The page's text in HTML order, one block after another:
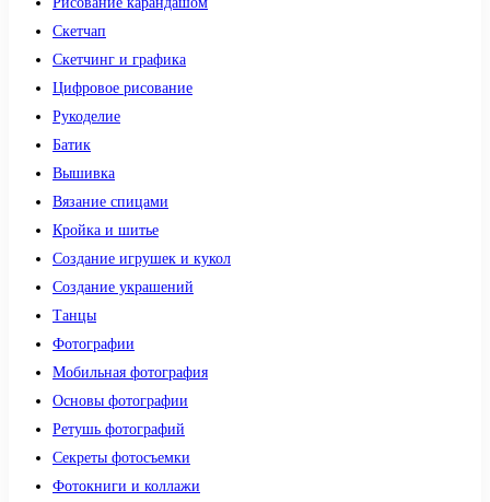
Скетчап
Скетчинг и графика
Цифровое рисование
Рукоделие
Батик
Вышивка
Вязание спицами
Кройка и шитье
Создание игрушек и кукол
Создание украшений
Танцы
Фотографии
Мобильная фотография
Основы фотографии
Ретушь фотографий
Секреты фотосъемки
Фотокниги и коллажи